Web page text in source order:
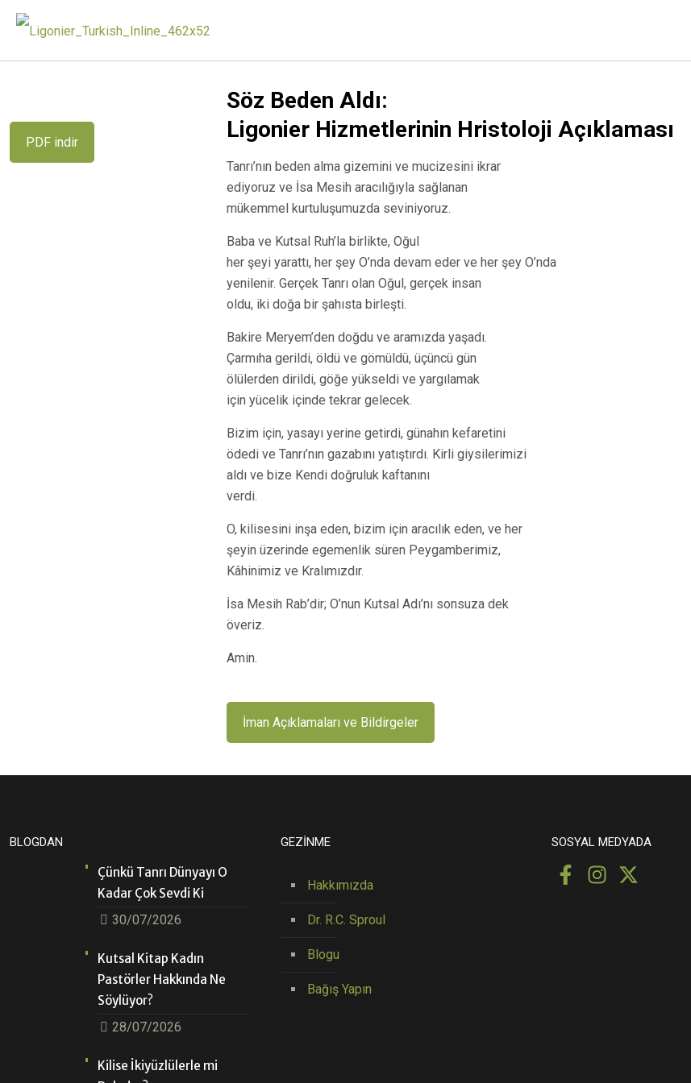
PDF indir
Söz Beden Aldı:
Ligonier Hizmetlerinin Hristoloji Açıklaması
Tanrı’nın beden alma gizemini ve mucizesini ikrar
ediyoruz ve İsa Mesih aracılığıyla sağlanan
mükemmel kurtuluşumuzda seviniyoruz.
Baba ve Kutsal Ruh’la birlikte, Oğul
her şeyi yarattı, her şey O’nda devam eder ve her şey O’nda
yenilenir. Gerçek Tanrı olan Oğul, gerçek insan
oldu, iki doğa bir şahısta birleşti.
Bakire Meryem’den doğdu ve aramızda yaşadı.
Çarmıha gerildi, öldü ve gömüldü, üçüncü gün
ölülerden dirildi, göğe yükseldi ve yargılamak
için yücelik içinde tekrar gelecek.
Bizim için, yasayı yerine getirdi, günahın kefaretini
ödedi ve Tanrı’nın gazabını yatıştırdı. Kirli giysilerimizi
aldı ve bize Kendi doğruluk kaftanını
verdi.
O, kilisesini inşa eden, bizim için aracılık eden, ve her
şeyin üzerinde egemenlik süren Peygamberimiz,
Kâhinimiz ve Kralımızdır.
İsa Mesih Rab’dir; O’nun Kutsal Adı’nı sonsuza dek
överiz.
Amin.
İman Açıklamaları ve Bildirgeler
BLOGDAN
Çünkü Tanrı Dünyayı O
Kadar Çok Sevdi Ki
30/07/2026
Kutsal Kitap Kadın
Pastörler Hakkında Ne
Söylüyor?
28/07/2026
Kilise İkiyüzlülerle mi
GEZİNME
Hakkımızda
Dr. R.C. Sproul
Blogu
Bağış Yapın
SOSYAL MEDYADA